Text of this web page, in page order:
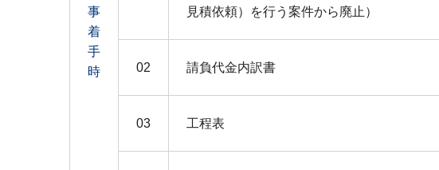
事
着
手
時
見積依頼）を行う案件から廃止）
02 請負代金内訳書
03 工程表